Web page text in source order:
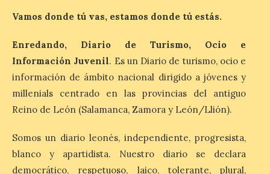
La Bañeza inicia sus
cargo de Arturo Martínez
Matilla
8 Ago 2026
El Ayuntamiento de La
Martínez Matilla como
pregonero de las Fiestas
2026. Tendrá lugar este
sábado 8 de agosto a las 21,00 horas en el
Vamos donde tú vas, estamos donde tú estás.
Enredando, Diario de Turismo, Ocio e
Información Juvenil. Es un Diario de turismo, ocio e
información de ámbito nacional dirigido a jóvenes y
millenials centrado en las provincias del antiguo
Reino de León (Salamanca, Zamora y León/Llión).
Somos un diario leonés, independiente, progresista,
blanco y apartidista. Nuestro diario se declara
democrático, respetuoso, laico, tolerante, plural,